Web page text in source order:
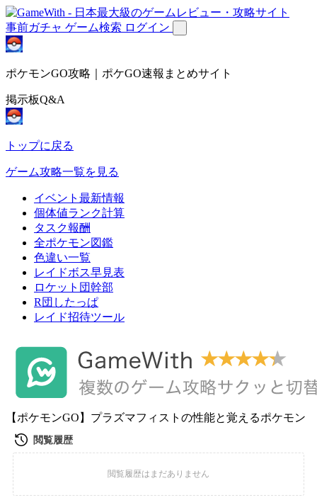
事前ガチャ ゲーム検索 ログイン
ポケモンGO攻略｜ポケGO速報まとめサイト
掲示板Q&A
トップに戻る
ゲーム攻略一覧を見る
イベント最新情報
個体値ランク計算
タスク報酬
全ポケモン図鑑
色違い一覧
レイドボス早見表
ロケット団幹部
R団したっぱ
レイド招待ツール
【ポケモンGO】プラズマフィストの性能と覚えるポケモン